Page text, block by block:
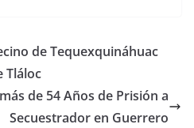
de Tequexquináhuac
Tláloc
de 54 Años de Prisión a
Secuestrador en Guerrero